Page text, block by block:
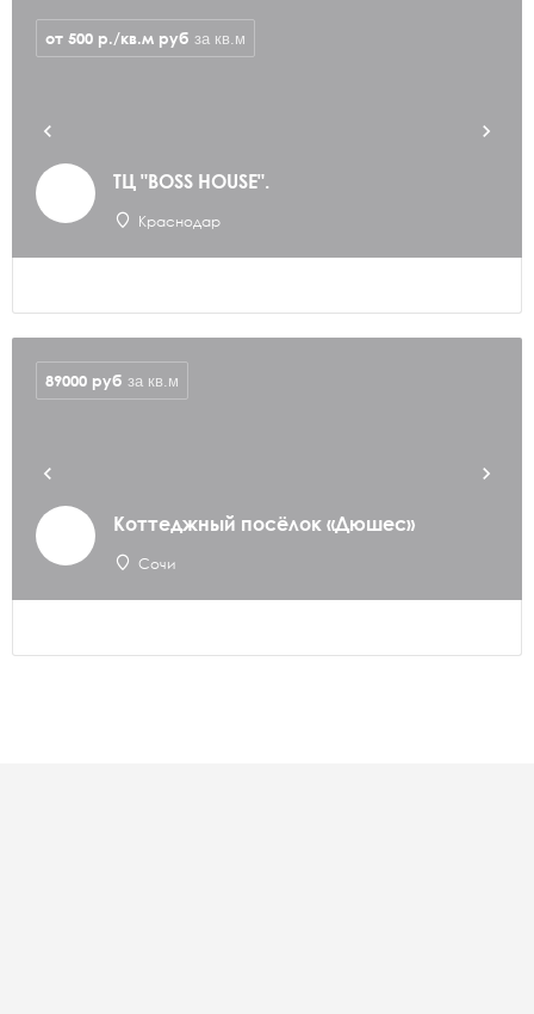
ТЦ "BOSS HOUSE".
Краснодар
от 500 р./кв.м руб за кв.м
Коттеджный посёлок «Дюшес»
Сочи
89000 руб за кв.м